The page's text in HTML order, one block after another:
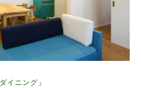
ダイニング 」